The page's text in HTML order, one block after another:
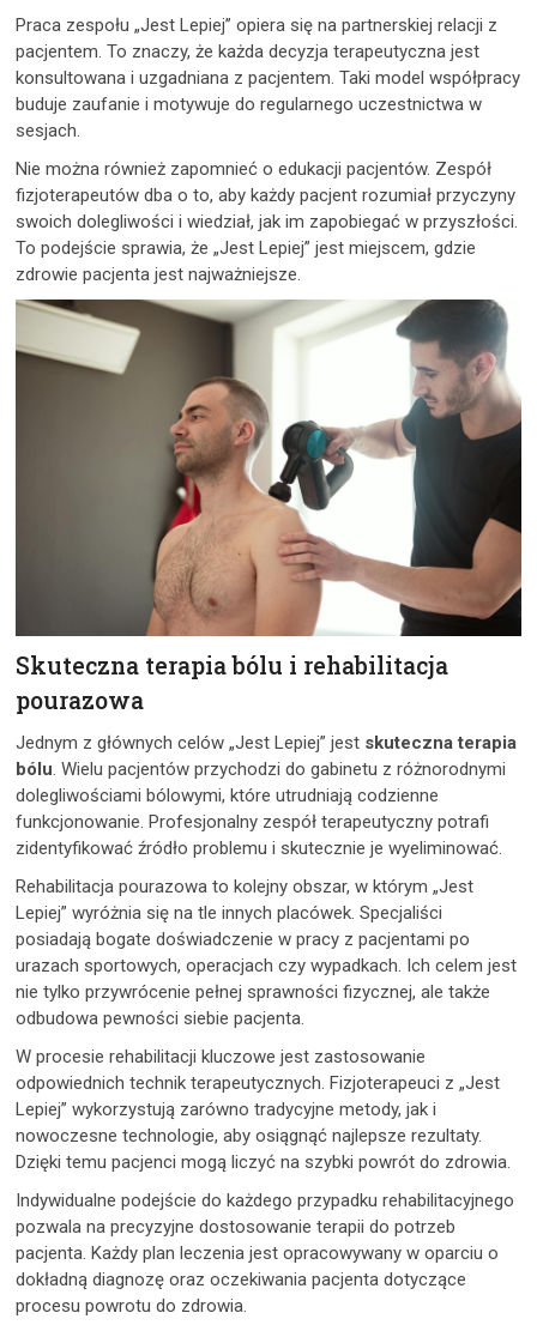
Praca zespołu „Jest Lepiej” opiera się na partnerskiej relacji z
pacjentem. To znaczy, że każda decyzja terapeutyczna jest
konsultowana i uzgadniana z pacjentem. Taki model współpracy
buduje zaufanie i motywuje do regularnego uczestnictwa w
sesjach.
Nie można również zapomnieć o edukacji pacjentów. Zespół
fizjoterapeutów dba o to, aby każdy pacjent rozumiał przyczyny
swoich dolegliwości i wiedział, jak im zapobiegać w przyszłości.
To podejście sprawia, że „Jest Lepiej” jest miejscem, gdzie
zdrowie pacjenta jest najważniejsze.
Skuteczna terapia bólu i rehabilitacja
pourazowa
Jednym z głównych celów „Jest Lepiej” jest skuteczna terapia
bólu. Wielu pacjentów przychodzi do gabinetu z różnorodnymi
dolegliwościami bólowymi, które utrudniają codzienne
funkcjonowanie. Profesjonalny zespół terapeutyczny potrafi
zidentyfikować źródło problemu i skutecznie je wyeliminować.
Rehabilitacja pourazowa to kolejny obszar, w którym „Jest
Lepiej” wyróżnia się na tle innych placówek. Specjaliści
posiadają bogate doświadczenie w pracy z pacjentami po
urazach sportowych, operacjach czy wypadkach. Ich celem jest
nie tylko przywrócenie pełnej sprawności fizycznej, ale także
odbudowa pewności siebie pacjenta.
W procesie rehabilitacji kluczowe jest zastosowanie
odpowiednich technik terapeutycznych. Fizjoterapeuci z „Jest
Lepiej” wykorzystują zarówno tradycyjne metody, jak i
nowoczesne technologie, aby osiągnąć najlepsze rezultaty.
Dzięki temu pacjenci mogą liczyć na szybki powrót do zdrowia.
Indywidualne podejście do każdego przypadku rehabilitacyjnego
pozwala na precyzyjne dostosowanie terapii do potrzeb
pacjenta. Każdy plan leczenia jest opracowywany w oparciu o
dokładną diagnozę oraz oczekiwania pacjenta dotyczące
procesu powrotu do zdrowia.